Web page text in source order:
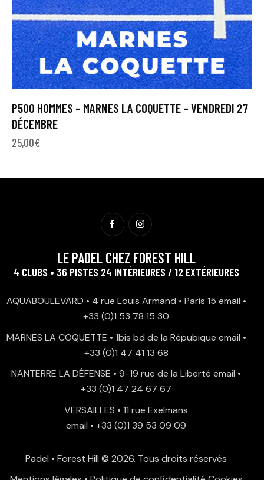
P500 HOMMES – MARNES LA COQUETTE – VENDREDI 27
DÉCEMBRE
25,00€
LE PADEL CHEZ FOREST HILL
4 CLUBS • 36 PISTES 24 INTÉRIEURES / 12 EXTÉRIEURES
AQUABOULEVARD • 4 rue Louis Armand • Paris 15 email •
+33 (0)1 53 78 15 30
MARNES LA COQUETTE • 1bis bd de la Répubique email •
+33 (0)1 47 41 13 68
NANTERRE LA DÉFENSE • 9-19 rue de la Liberté email •
+33 (0)1 47 24 67 67
VERSAILLES • 11 rue Exelmans
email • +33 (0)1 39 53 09 09
Padel • Forest Hill © 2026. Tous droits réservés